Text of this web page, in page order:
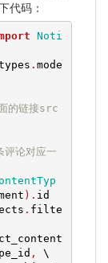
代码：
Noti
. mode
的链接src
评论对应一
). id
. filte
,
\